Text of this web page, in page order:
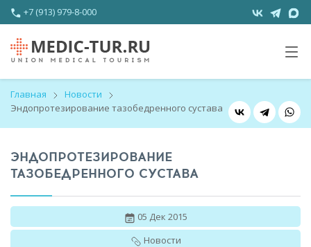
+7 (913) 979-8-000
Главная
Новости
Эндопротезирование тазобедренного сустава
ЭНДОПРОТЕЗИРОВАНИЕ
ТАЗОБЕДРЕННОГО СУСТАВА
05 Дек 2015
Новости